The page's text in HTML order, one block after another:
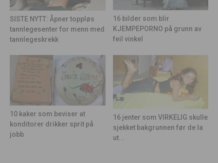
SISTE NYTT: Åpner toppløs
tannlegesenter for menn med
tannlegeskrekk
16 bilder som blir
KJEMPEPORNO på grunn av
feil vinkel
10 kaker som beviser at
konditorer drikker sprit på
jobb
16 jenter som VIRKELIG skulle
sjekket bakgrunnen før de la
ut...